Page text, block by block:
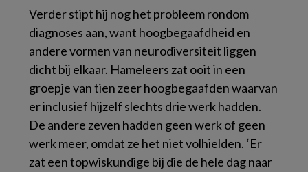
Verder stipt hij nog het probleem rondom
diagnoses aan, want hoogbegaafdheid en
andere vormen van neurodiversiteit liggen
dicht bij elkaar. Hameleers zat ooit in een
groepje van tien zeer hoogbegaafden waarvan
er inclusief hijzelf slechts drie werk hadden.
De andere zeven hadden geen werk of geen
werk meer, omdat ze het niet volhielden. ‘Er
zat een topwiskundige bij die de hele dag naar